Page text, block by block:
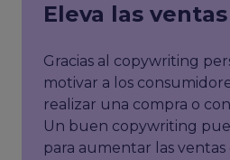
Eleva las ventas
Gracias al copywriting
motivar a los
realizar una compra o
Un buen copywriting
para aumentar las